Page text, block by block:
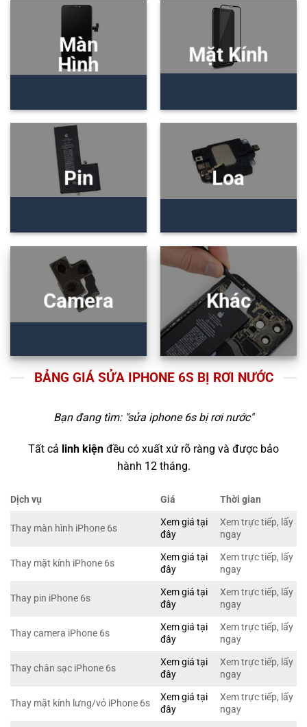
Màn
Hình
Mặt Kính
Pin Loa
Camera Khác
BẢNG GIÁ SỬA IPHONE 6S BỊ RƠI NƯỚC
Bạn đang tìm: "sửa iphone 6s bị rơi nước"
Tất cả linh kiện đều có xuất xứ rõ ràng và được bảo
hành 12 tháng.
Dịch vụ Giá Thời gian
Thay màn hình iPhone 6s
Xem giá tại
đây
Xem trực tiếp, lấy
ngay
Thay mặt kính iPhone 6s
Xem giá tại
đây
Xem trực tiếp, lấy
ngay
Thay pin iPhone 6s
Xem giá tại
đây
Xem trực tiếp, lấy
ngay
Thay camera iPhone 6s
Xem giá tại
đây
Xem trực tiếp, lấy
ngay
Thay chân sạc iPhone 6s
Xem giá tại
đây
Xem trực tiếp, lấy
ngay
Thay mặt kính lưng/vỏ iPhone 6s
Xem giá tại
đây
Xem trực tiếp, lấy
ngay